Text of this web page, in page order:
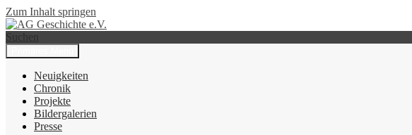
Zum Inhalt springen
AG Geschichte e.V.
Suchen
Neuigkeiten
Chronik
Projekte
Bildergalerien
Presse